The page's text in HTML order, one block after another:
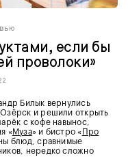
если бы
проволоки»
Билык вернулись
и решили открыть
с кофе навынос,
«Муза» и бистро « Про
блюд, сравнимые
нередко сложно